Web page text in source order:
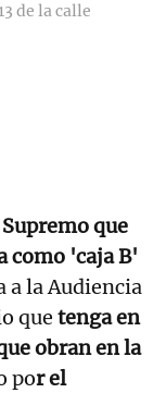
de la calle
que
como 'caja B'
a la Audiencia
que tenga en
obran en la
por el